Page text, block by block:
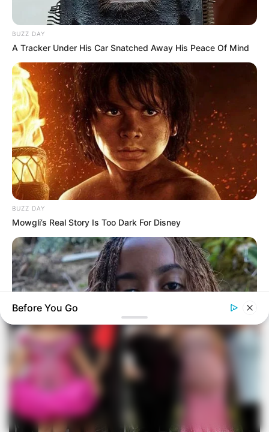
BUZZ DAY
A Tracker Under His Car Snatched Away His Peace Of Mind
BUZZ DAY
Mowgli’s Real Story Is Too Dark For Disney
Malia Obama's Transformation Is A Sight To See
Before You Go